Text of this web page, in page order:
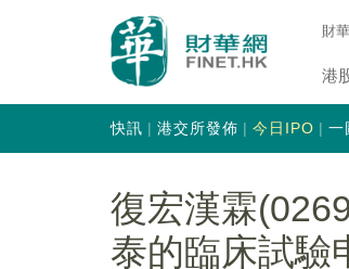
財
港
快訊 港交所發佈 今日IPO 一
復宏漢霖
泰的臨床試驗